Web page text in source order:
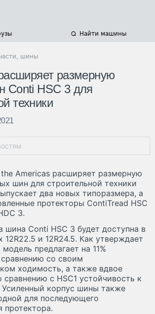
Найти машины
шины
размерную
Conti HSC 3 для
техники
Americas расширяет размерную
шин для строительной техники
два новых типоразмера, а
протекторы ContiTread HSC
3.
шина Conti HSC 3 будет доступна в
12R22.5 и 12R24.5. Как утверждает
предлагает на 11%
со своим
ходимость, а также вдвое
сравнению с HSC1 устойчивость к
корпус шины также
для последующего
протектора.